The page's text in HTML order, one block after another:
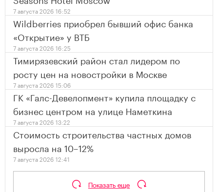
7 августа 2026 16:52
Wildberries приобрел бывший офис банка
«Открытие» у ВТБ
7 августа 2026 16:25
Тимирязевский район стал лидером по
росту цен на новостройки в Москве
7 августа 2026 15:06
ГК «Галс-Девелопмент» купила площадку с
бизнес центром на улице Наметкина
7 августа 2026 13:22
Стоимость строительства частных домов
выросла на 10–12%
7 августа 2026 12:41
Показать еще